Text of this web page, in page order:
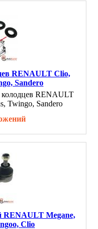
RENAULT Clio,
Sandero
RENAULT
Twingo, Sandero
RENAULT Megane,
Clio